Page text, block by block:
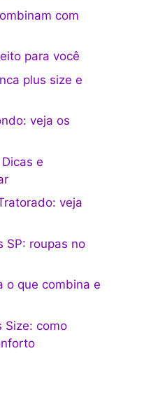
com
para você
plus size e
veja os
e
veja
SP: roupas no
o que combina e
Size: como